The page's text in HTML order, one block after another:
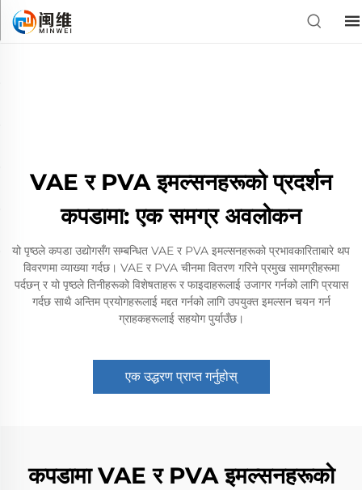
VAE र PVA इमल्सनहरूको प्रदर्शन
कपडामा: एक समग्र अवलोकन
यो पृष्ठले कपडा उद्योगसँग सम्बन्धित VAE र PVA इमल्सनहरूको प्रभावकारिताबारे थप
विवरणमा व्याख्या गर्दछ। VAE र PVA चीनमा वितरण गरिने प्रमुख सामग्रीहरूमा
पर्दछन् र यो पृष्ठले तिनीहरूको विशेषताहरू र फाइदाहरूलाई उजागर गर्नको लागि प्रयास
गर्दछ साथै अन्तिम प्रयोगहरूलाई मद्दत गर्नको लागि उपयुक्त इमल्सन चयन गर्न
ग्राहकहरूलाई सहयोग पुर्याउँछ।
एक उद्धरण प्राप्त गर्नुहोस्
कपडामा VAE र PVA इमल्सनहरूको